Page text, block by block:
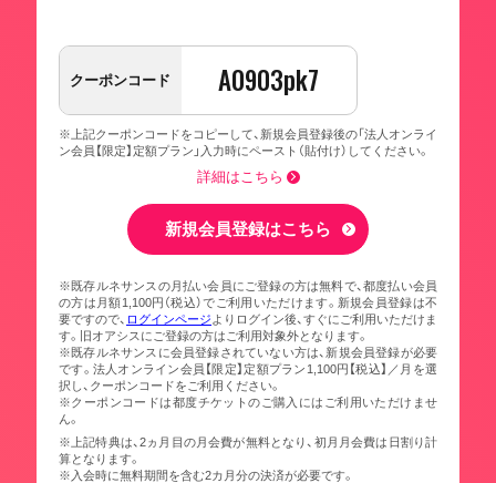
クーポンコード A0903pk7
※上記クーポンコードをコピーして、新規会員登録後の「法人オンライ
ン会員【限定】定額プラン」入力時にペースト（貼付け）してください。
詳細はこちら
新規会員登録はこちら
※既存ルネサンスの月払い会員にご登録の方は無料で、都度払い会員
の方は月額1,100円（税込）でご利用いただけます。新規会員登録は不
要ですので、 ログインページ よりログイン後、すぐにご利用いただけま
す。旧オアシスにご登録の方はご利用対象外となります。
※既存ルネサンスに会員登録されていない方は、新規会員登録が必要
です。法人オンライン会員【限定】定額プラン1,100円【税込】／月を選
択し、クーポンコードをご利用ください。
※クーポンコードは都度チケットのご購入にはご利用いただけませ
ん。
※上記特典は、2ヵ月目の月会費が無料となり、初月月会費は日割り計
算となります。
※入会時に無料期間を含む2カ月分の決済が必要です。